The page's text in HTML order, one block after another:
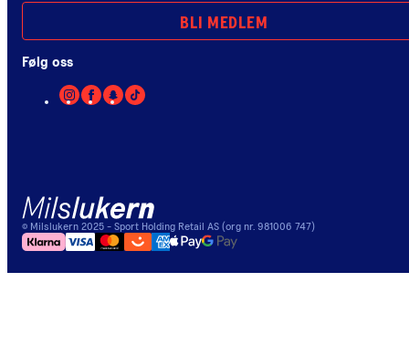
BLI MEDLEM
Følg oss
© Milslukern 2025 - Sport Holding Retail AS (org nr. 981006 747)